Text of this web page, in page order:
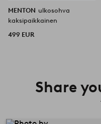
MENTON ulkosohva
kaksipaikkainen
499 EUR
Share